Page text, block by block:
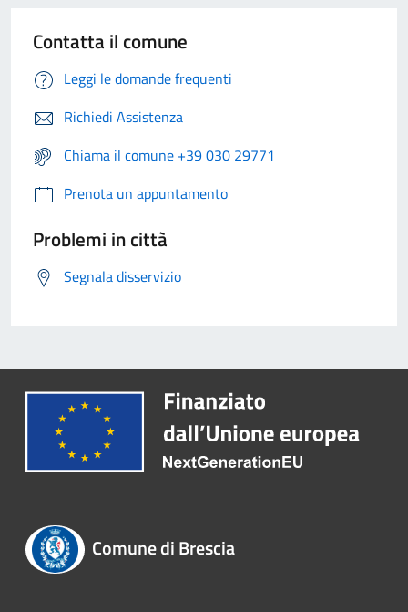
Contatta il comune
Leggi le domande frequenti
Richiedi Assistenza
Chiama il comune +39 030 29771
Prenota un appuntamento
Problemi in città
Segnala disservizio
Comune di Brescia